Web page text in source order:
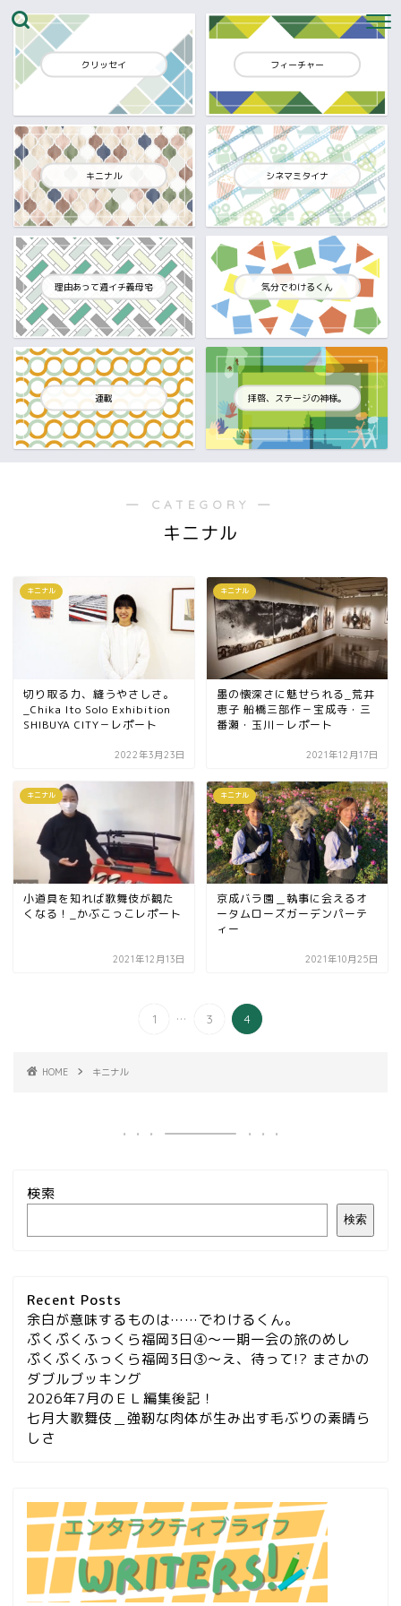
クリッセイ フィーチャー
キニナル シネマミタイナ
理由あって週イチ義母宅 気分でわけるくん
連載 拝啓、ステージの神様。
― CATEGORY ―
キニナル
キニナル
切り取る力、縫うやさしさ。
_Chika Ito Solo Exhibition
SHIBUYA CITY－レポート
2022年3月23日
キニナル
墨の懐深さに魅せられる_荒井
恵子 船橋三部作－宝成寺・三
番瀬・玉川－レポート
2021年12月17日
キニナル
小道具を知れば歌舞伎が観た
くなる！_かぶこっこレポート
2021年12月13日
キニナル
京成バラ園＿執事に会えるオ
ータムローズガーデンパーテ
ィー
2021年10月25日
1 ... 3 4
HOME キニナル
検索
検索
Recent Posts
余白が意味するものは……でわけるくん。
ぷくぷくふっくら福岡3日④～一期一会の旅のめし
ぷくぷくふっくら福岡3日③～え、待って!? まさかの
ダブルブッキング
2026年7月のＥＬ編集後記！
七月大歌舞伎＿強靭な肉体が生み出す毛ぶりの素晴ら
しさ